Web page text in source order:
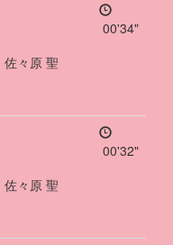
佐々原 聖
00'34"
佐々原 聖
00'32"